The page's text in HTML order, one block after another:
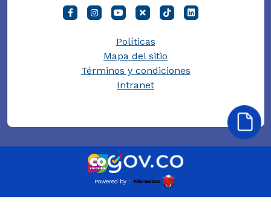
Políticas
Mapa del sitio
Términos y condiciones
Intranet
Powered by :